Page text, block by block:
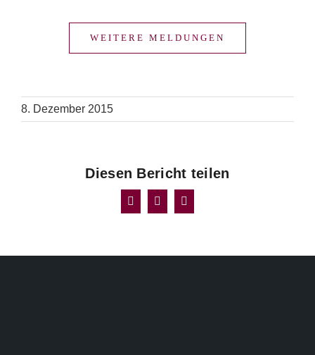
WEITERE MELDUNGEN
8. Dezember 2015
Diesen Bericht teilen
Facebook
X
E-
Mail